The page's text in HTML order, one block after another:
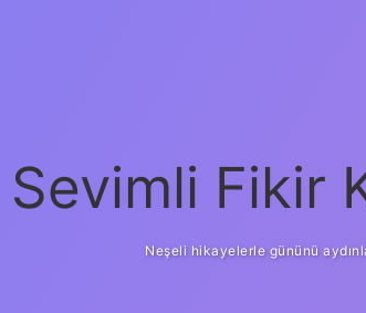
Sevimli Fikir
Neşeli hikayelerle gününü